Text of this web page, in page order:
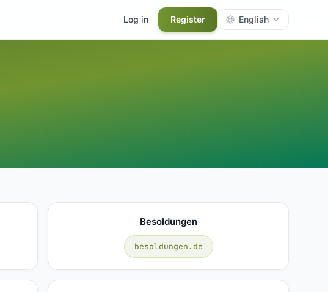
Log in Register English
Besoldungen
besoldungen.de